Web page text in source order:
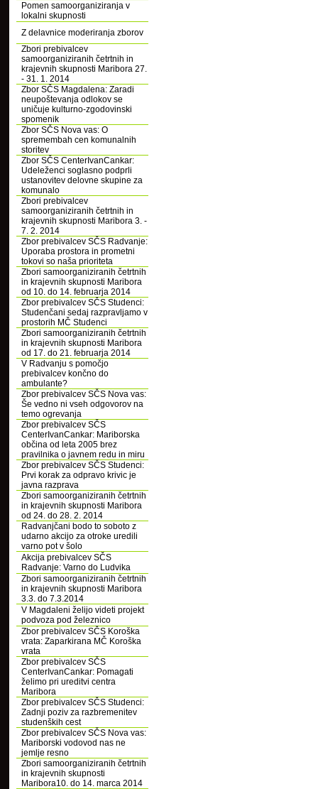
Pomen samoorganiziranja v
lokalni skupnosti
Z delavnice moderiranja zborov
Zbori prebivalcev
samoorganiziranih četrtnih in
krajevnih skupnosti Maribora 27.
- 31. 1. 2014
Zbor SČS Magdalena: Zaradi
neupoštevanja odlokov se
uničuje kulturno-zgodovinski
spomenik
Zbor SČS Nova vas: O
spremembah cen komunalnih
storitev
Zbor SČS CenterIvanCankar:
Udeleženci soglasno podprli
ustanovitev delovne skupine za
komunalo
Zbori prebivalcev
samoorganiziranih četrtnih in
krajevnih skupnosti Maribora 3. -
7. 2. 2014
Zbor prebivalcev SČS Radvanje:
Uporaba prostora in prometni
tokovi so naša prioriteta
Zbori samoorganiziranih četrtnih
in krajevnih skupnosti Maribora
od 10. do 14. februarja 2014
Zbor prebivalcev SČS Studenci:
Studenčani sedaj razpravljamo v
prostorih MČ Studenci
Zbori samoorganiziranih četrtnih
in krajevnih skupnosti Maribora
od 17. do 21. februarja 2014
V Radvanju s pomočjo
prebivalcev končno do
ambulante?
Zbor prebivalcev SČS Nova vas:
Še vedno ni vseh odgovorov na
temo ogrevanja
Zbor prebivalcev SČS
CenterIvanCankar: Mariborska
občina od leta 2005 brez
pravilnika o javnem redu in miru
Zbor prebivalcev SČS Studenci:
Prvi korak za odpravo krivic je
javna razprava
Zbori samoorganiziranih četrtnih
in krajevnih skupnosti Maribora
od 24. do 28. 2. 2014
Radvanjčani bodo to soboto z
udarno akcijo za otroke uredili
varno pot v šolo
Akcija prebivalcev SČS
Radvanje: Varno do Ludvika
Zbori samoorganiziranih četrtnih
in krajevnih skupnosti Maribora
3.3. do 7.3.2014
V Magdaleni želijo videti projekt
podvoza pod železnico
Zbor prebivalcev SČS Koroška
vrata: Zaparkirana MČ Koroška
vrata
Zbor prebivalcev SČS
CenterIvanCankar: Pomagati
želimo pri ureditvi centra
Maribora
Zbor prebivalcev SČS Studenci:
Zadnji poziv za razbremenitev
studenških cest
Zbor prebivalcev SČS Nova vas:
Mariborski vodovod nas ne
jemlje resno
Zbori samoorganiziranih četrtnih
in krajevnih skupnosti
Maribora10. do 14. marca 2014